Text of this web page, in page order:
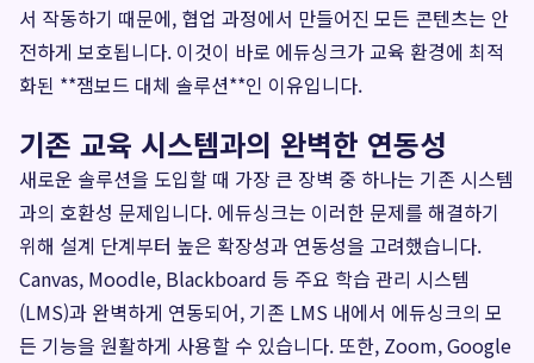
서 작동하기 때문에, 협업 과정에서 만들어진 모든 콘텐츠는 안
전하게 보호됩니다. 이것이 바로 에듀싱크가 교육 환경에 최적
화된 **잼보드 대체 솔루션**인 이유입니다.
기존 교육 시스템과의 완벽한 연동성
새로운 솔루션을 도입할 때 가장 큰 장벽 중 하나는 기존 시스템
과의 호환성 문제입니다. 에듀싱크는 이러한 문제를 해결하기
위해 설계 단계부터 높은 확장성과 연동성을 고려했습니다.
Canvas, Moodle, Blackboard 등 주요 학습 관리 시스템
(LMS)과 완벽하게 연동되어, 기존 LMS 내에서 에듀싱크의 모
든 기능을 원활하게 사용할 수 있습니다. 또한, Zoom, Google